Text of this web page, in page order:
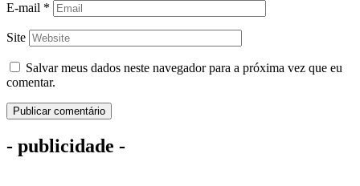
E-mail *
Site
Salvar meus dados neste navegador para a próxima vez que eu
comentar.
- publicidade -